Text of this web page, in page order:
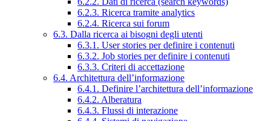
6.2.3. Ricerca tramite analytics
6.2.4. Ricerca sui forum
6.3. Dalla ricerca ai bisogni degli utenti
6.3.1. User stories per definire i contenuti
6.3.2. Job stories per definire i contenuti
6.3.3. Criteri di accettazione
6.4. Architettura dell’informazione
6.4.1. Definire l’architettura dell’informazione
6.4.2. Alberatura
6.4.3. Flussi di interazione